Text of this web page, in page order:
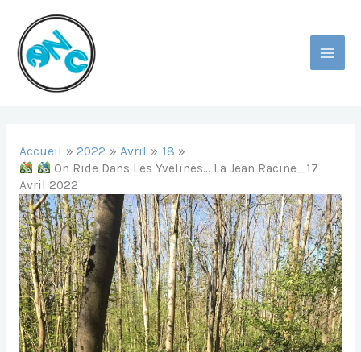
Contenu
MAIN
Accueil 2022 Avril
18
On Ride Dans Les Yvelines… La Jean Racine_17
Avril 2022